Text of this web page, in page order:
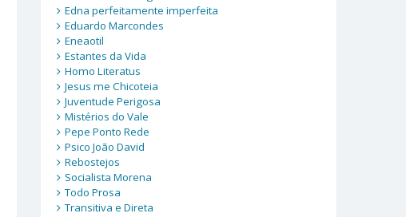
Edna perfeitamente imperfeita
Eduardo Marcondes
Eneaotil
Estantes da Vida
Homo Literatus
Jesus me Chicoteia
Juventude Perigosa
Mistérios do Vale
Pepe Ponto Rede
Psico João David
Rebostejos
Socialista Morena
Todo Prosa
Transitiva e Direta